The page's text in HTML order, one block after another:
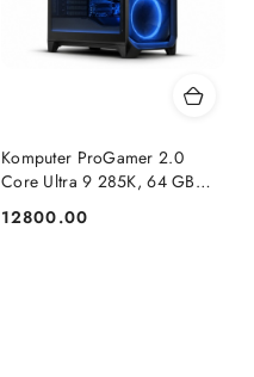
Komputer ProGamer 2.0
Core Ultra 9 285K, 64 GB
XT, WINDOWS 11
Cena:
12800.00